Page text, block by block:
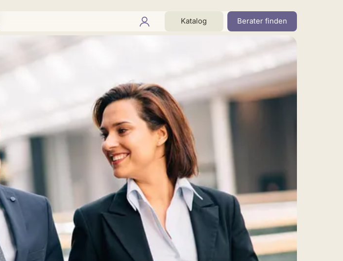
Katalog Berater finden